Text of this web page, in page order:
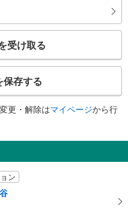
、信濃町シニア活動館、四谷警察
、左門町、須賀町、若葉１−３丁
ター、四谷税務署、中央大学市ヶ
受け取る
保存する
更・解除はマイページから行
ン